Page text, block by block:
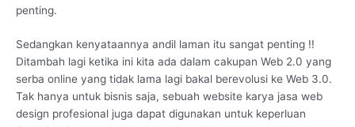
penting.
Sedangkan kenyataannya andil laman itu sangat penting !!
Ditambah lagi ketika ini kita ada dalam cakupan Web 2.0 yang
serba online yang tidak lama lagi bakal berevolusi ke Web 3.0.
Tak hanya untuk bisnis saja, sebuah website karya jasa web
design profesional juga dapat digunakan untuk keperluan